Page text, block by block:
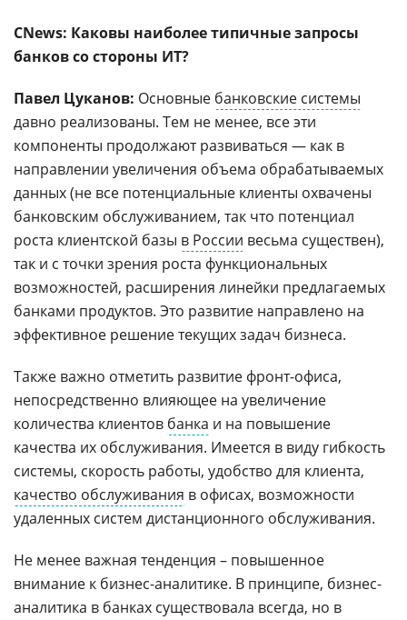
CNews: Каковы наиболее типичные запросы
банков со стороны ИТ?
Павел Цуканов: Основные банковские системы
давно реализованы. Тем не менее, все эти
компоненты продолжают развиваться — как в
направлении увеличения объема обрабатываемых
данных (не все потенциальные клиенты охвачены
банковским обслуживанием, так что потенциал
роста клиентской базы в России весьма существен),
так и с точки зрения роста функциональных
возможностей, расширения линейки предлагаемых
банками продуктов. Это развитие направлено на
эффективное решение текущих задач бизнеса.
Также важно отметить развитие фронт-офиса,
непосредственно влияющее на увеличение
количества клиентов банка и на повышение
качества их обслуживания. Имеется в виду гибкость
системы, скорость работы, удобство для клиента,
качество обслуживания в офисах, возможности
удаленных систем дистанционного обслуживания.
Не менее важная тенденция – повышенное
внимание к бизнес-аналитике. В принципе, бизнес-
аналитика в банках существовала всегда, но в